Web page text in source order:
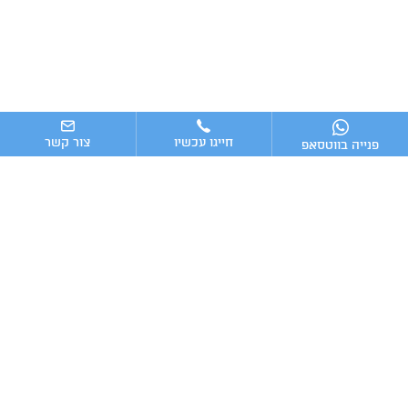
פנייה בווטסאפ חייגו עכשיו צור קשר